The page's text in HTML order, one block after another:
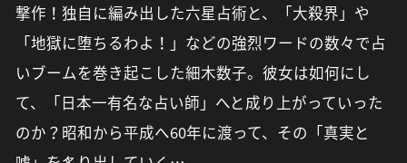
撃作！独自に編み出した六星占術と、「大殺界」や
「地獄に堕ちるわよ！」などの強烈ワードの数々で占
いブームを巻き起こした細木数子。彼女は如何にし
て、「日本一有名な占い師」へと成り上がっていった
のか？昭和から平成へ60年に渡って、その「真実と